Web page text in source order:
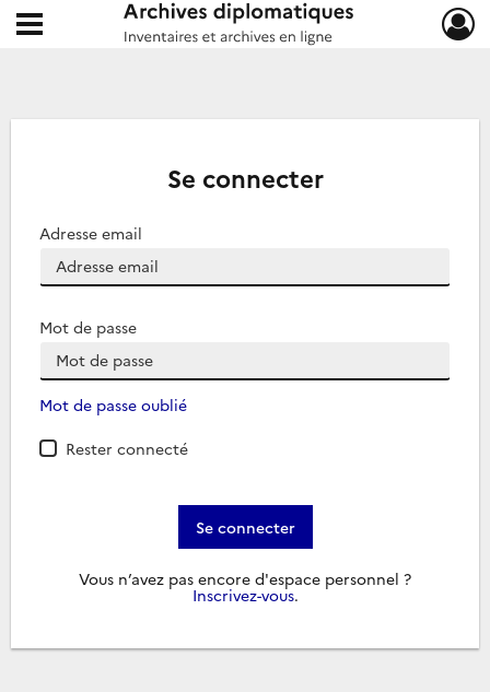
Archives diplomatiques
Ouvrir le menu déroulant
Se connecter
Adresse email
Mot de passe
Mot de passe oublié
Rester connecté
Se connecter
Vous n’avez pas encore d'espace personnel ?
Inscrivez-vous.